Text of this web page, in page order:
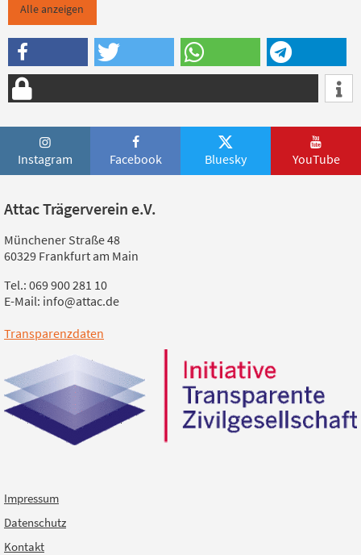
Alle anzeigen
Instagram Facebook Bluesky YouTube
Attac Trägerverein e.V.
Münchener Straße 48
60329 Frankfurt am Main
Tel.: 069 900 281 10
E-Mail: info@attac.de
Transparenzdaten
Impressum
Datenschutz
Kontakt